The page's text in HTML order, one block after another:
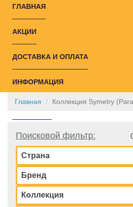
ГЛАВНАЯ
АКЦИИ
ДОСТАВКА И ОПЛАТА
ИНФОРМАЦИЯ
Главная Коллекция Symetry
Поисковой фильтр:
Страна
Бренд
Коллекция